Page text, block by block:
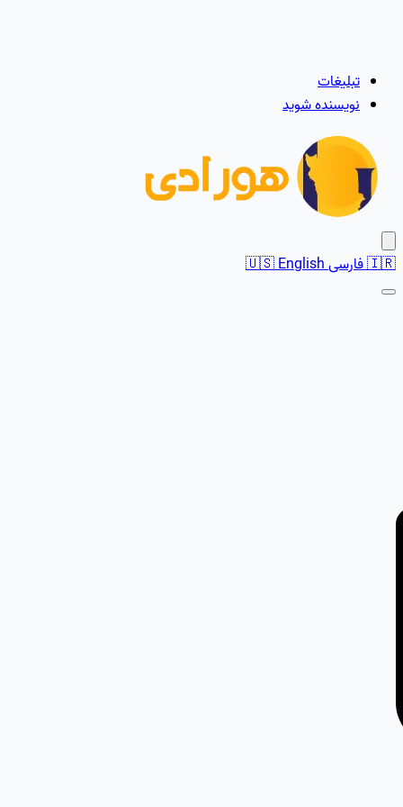
تبلیغات
نویسنده شوید
🇮🇷فارسی 🇺🇸English